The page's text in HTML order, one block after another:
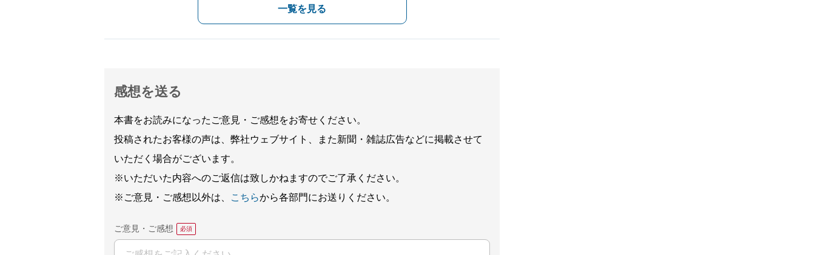
一覧を見る
感想を送る
本書をお読みになったご意見・ご感想をお寄せください。
投稿されたお客様の声は、弊社ウェブサイト、また新聞・雑誌広告などに掲載させて
いただく場合がございます。
※いただいた内容へのご返信は致しかねますのでご了承ください。
※ご意見・ご感想以外は、
こちらから各部門にお送りください。
ご意見・ご感想